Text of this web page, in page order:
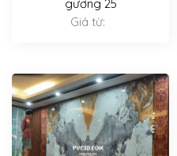
gương 25
Giá từ: